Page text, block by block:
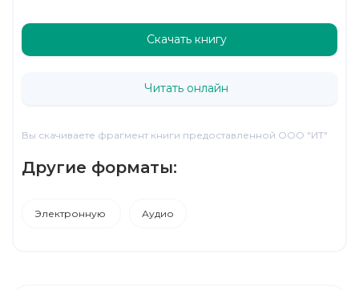
Скачать книгу
Читать онлайн
Вы скачиваете фрагмент книги предоставленной ООО "ИТ"
Другие форматы:
Электронную Аудио